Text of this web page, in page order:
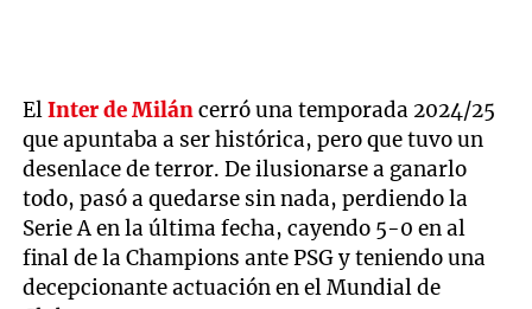
ElInter de Miláncerró una temporada 2024/25
que apuntaba a ser histórica, pero que tuvo un
desenlace de terror. De ilusionarse a ganarlo
todo, pasó a quedarse sin nada, perdiendo la
Serie A en la última fecha, cayendo 5-0 en al
final de la Champions ante PSG y teniendo una
decepcionante actuación en el Mundial de